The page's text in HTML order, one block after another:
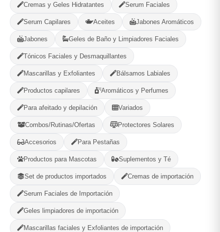
Cremas y Geles Hidratantes Serum Faciales
Serum Capilares Aceites Jabones Aromáticos
Jabones Geles de Baño y Limpiadores Faciales
Tónicos Faciales y Desmaquillantes
Mascarillas y Exfoliantes Bálsamos Labiales
Productos capilares Aromáticos y Perfumes
Para afeitado y depilación Variados
Combos/Rutinas/Ofertas Protectores Solares
Accesorios Para Pestañas
Productos para Mascotas Suplementos y Té
Set de productos importados Cremas de importación
Serum Faciales de Importación
Geles limpiadores de importación
Mascarillas faciales y Exfoliantes de importación
Compartir Favorito
MÉTODOS DE PAGO ACEPTADOS
Efectivo
Gaia Cosmetic
Plaza, La Habana
580 --
WhatsApp